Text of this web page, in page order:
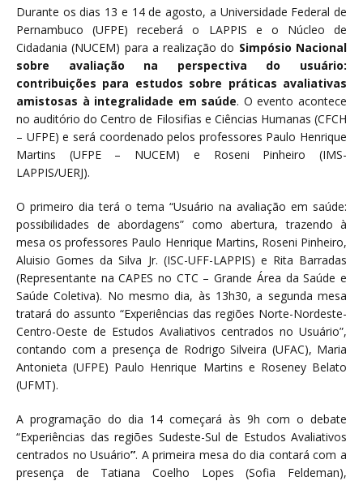
Durante os dias 13 e 14 de agosto, a Universidade Federal de
Pernambuco (UFPE) receberá o LAPPIS e o Núcleo de
Cidadania (NUCEM) para a realização do Simpósio Nacional
sobre avaliação na perspectiva do usuário:
contribuições para estudos sobre práticas avaliativas
amistosas à integralidade em saúde. O evento acontece
no auditório do Centro de Filosifias e Ciências Humanas (CFCH
– UFPE) e será coordenado pelos professores Paulo Henrique
Martins (UFPE – NUCEM) e Roseni Pinheiro (IMS-
LAPPIS/UERJ).
O primeiro dia terá o tema “Usuário na avaliação em saúde:
possibilidades de abordagens” como abertura, trazendo à
mesa os professores Paulo Henrique Martins, Roseni Pinheiro,
Aluisio Gomes da Silva Jr. (ISC-UFF-LAPPIS) e Rita Barradas
(Representante na CAPES no CTC – Grande Área da Saúde e
Saúde Coletiva). No mesmo dia, às 13h30, a segunda mesa
tratará do assunto “Experiências das regiões Norte-Nordeste-
Centro-Oeste de Estudos Avaliativos centrados no Usuário”,
contando com a presença de Rodrigo Silveira (UFAC), Maria
Antonieta (UFPE) Paulo Henrique Martins e Roseney Belato
(UFMT).
A programação do dia 14 começará às 9h com o debate
“Experiências das regiões Sudeste-Sul de Estudos Avaliativos
centrados no Usuário”. A primeira mesa do dia contará com a
presença de Tatiana Coelho Lopes (Sofia Feldeman),